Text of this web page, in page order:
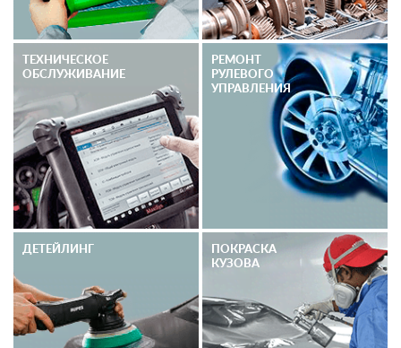
ТЕХНИЧЕСКОЕ
ОБСЛУЖИВАНИЕ
РЕМОНТ
РУЛЕВОГО
УПРАВЛЕНИЯ
ДЕТЕЙЛИНГ
ПОКРАСКА
КУЗОВА